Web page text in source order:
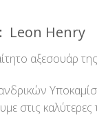
Leon Henry
αξεσουάρ
ανδρικών
στις